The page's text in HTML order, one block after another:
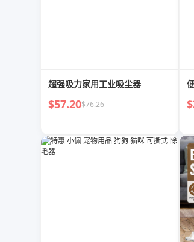
超强吸力家用工业吸尘器
$57.20$76.26